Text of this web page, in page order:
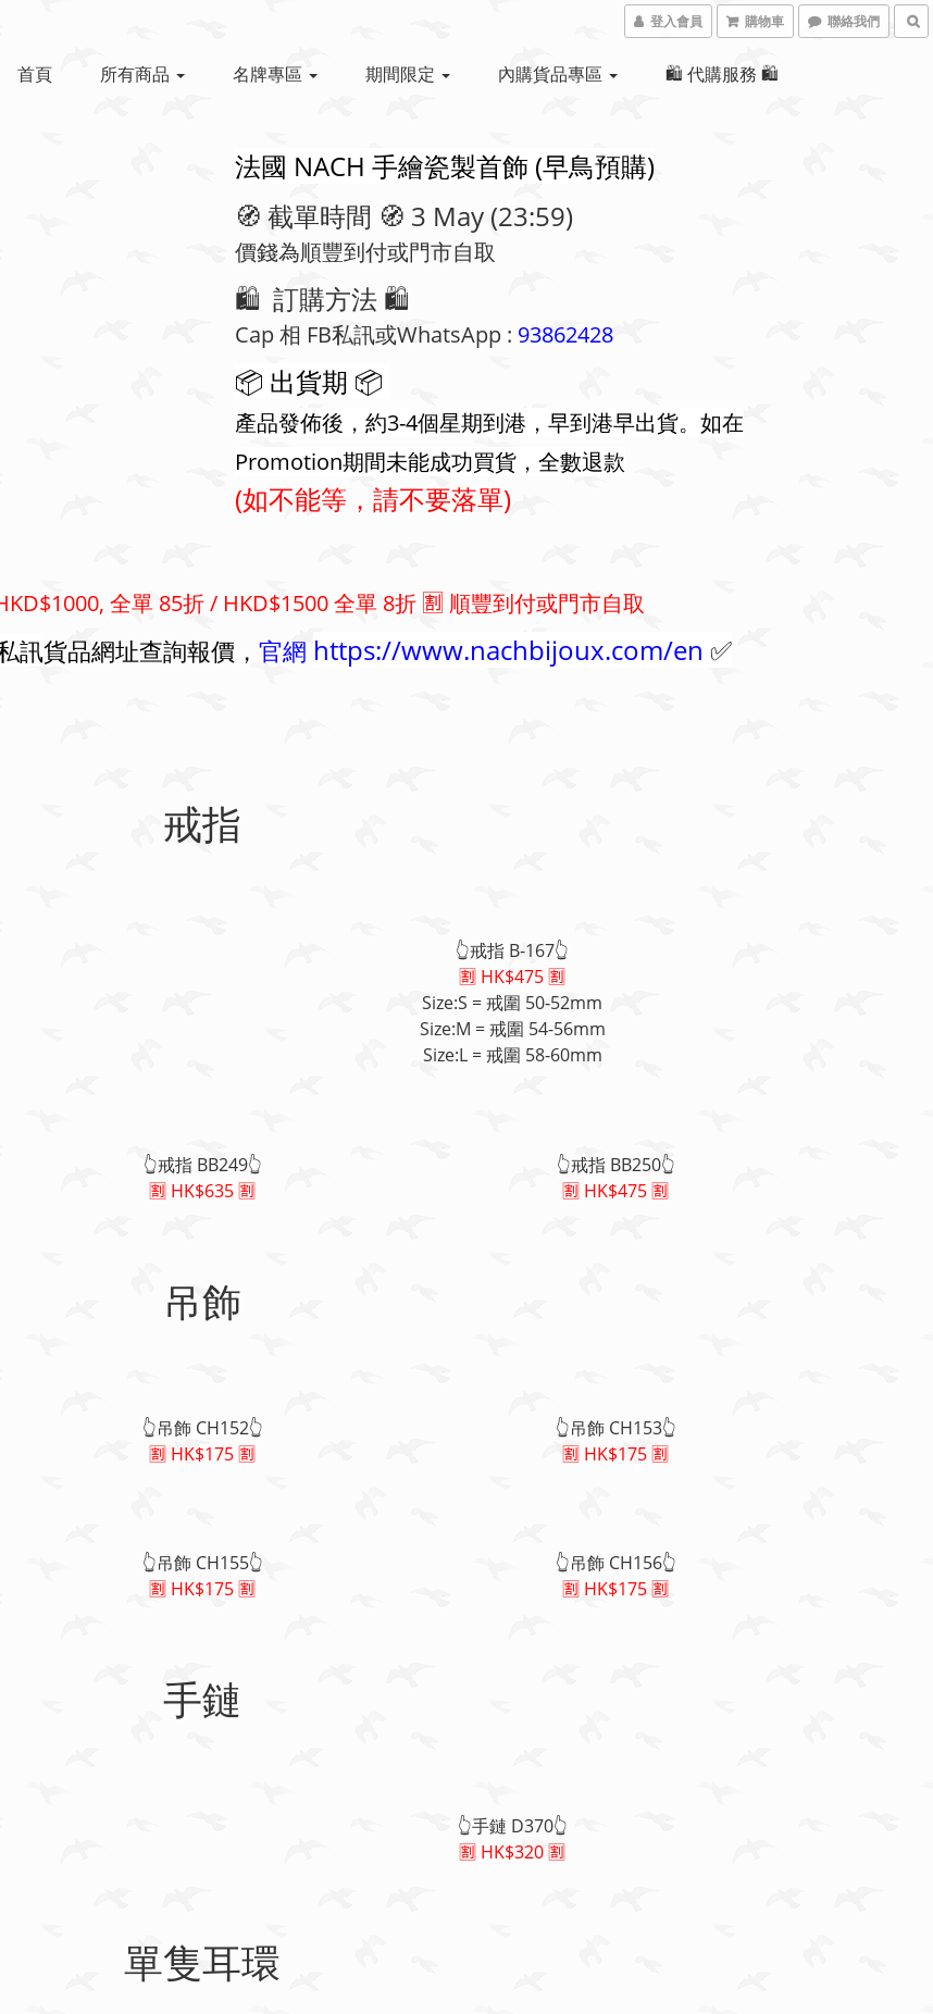
登入會員 購物車 聯絡我們
首頁 所有商品 名牌專區 期間限定 內購貨品專區 🛍 代購服務 🛍
法國 NACH 手繪瓷製首飾 (早鳥預購)
🧭 截單時間 🧭 3 May (23:59)
價錢為順豐到付或門市自取
🛍️ 訂購方法 🛍️
Cap 相 FB私訊或WhatsApp : 93862428
📦 ​出貨期 📦
產品發佈後，約3-4個星期到港，早到港早出貨。如在
Promotion期間未能成功買貨，全數退款
(如不能等，請不要落單)
全單 85折 / HKD$1500 全單 8折 🈹 順豐到付或門市自取
訊貨品網址查詢報價， 官網 https://www.nachbijoux.com/en ✅
戒指
👆戒指 B-167👆
🈹 HK$475 🈹
Size:S = 戒圍 50-52mm
Size:M = 戒圍 54-56mm
Size:L = 戒圍 58-60mm
👆戒指 BB249👆
🈹 HK$635 🈹
👆戒指 BB250👆
🈹 HK$475 🈹
吊飾
👆吊飾 CH152👆
🈹 HK$175 🈹
👆吊飾 CH153👆
🈹 HK$175 🈹
👆吊飾 CH155👆
🈹 HK$175 🈹
👆吊飾 CH156👆
🈹 HK$175 🈹
手鏈
👆手鏈 D370👆
🈹 HK$320 🈹
單隻耳環